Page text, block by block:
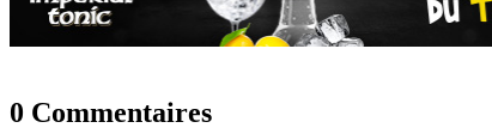
0 Commentaires